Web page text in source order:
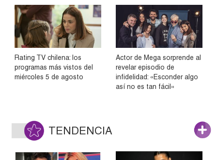
Rating TV chilena: los
programas más vistos del
miércoles 5 de agosto
Actor de Mega sorprende al
revelar episodio de
infidelidad: «Esconder algo
así no es tan fácil»
TENDENCIA